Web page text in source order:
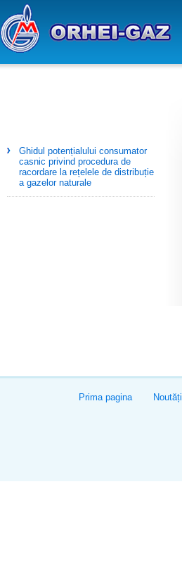
Ghidul potențialului consumator
casnic privind procedura de
racordare la rețelele de distribuție
a gazelor naturale
Prima pagina Noutăți